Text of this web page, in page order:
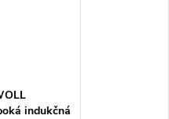
indukčná